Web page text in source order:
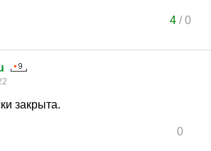
4/0
закрыта.
0